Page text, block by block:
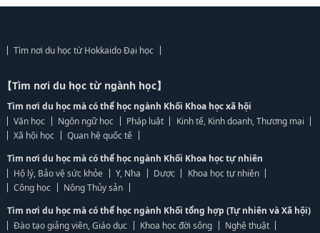
Tìm nơi du học từ Hokkaido Đại học
【Tìm nơi du học từ ngành học】
Tìm nơi du học mà có thể học ngành Khối Khoa học xã hội
Văn học
Ngôn ngữ học Pháp luật
Kinh tế, Kinh doanh, Thương mại
Xã hội học
Quan hệ quốc tế
Tìm nơi du học mà có thể học ngành Khối Khoa học tự nhiên
Hộ lý, Bảo vệ sức khỏe
Y, Nha Dược
Khoa học tự nhiên
Công học
Nông Thủy sản
Tìm nơi du học mà có thể học ngành Khối tổng hợp (Tự nhiên và Xã hội)
Đào tạo giảng viên, Giáo dục
Khoa học đời sống
Nghệ thuật